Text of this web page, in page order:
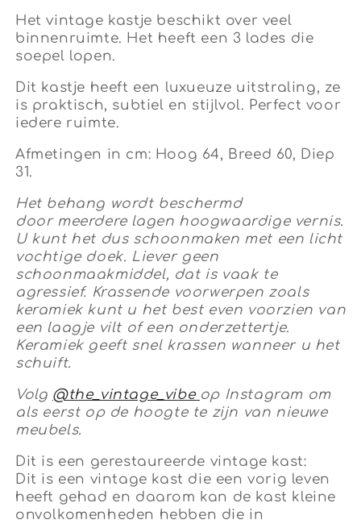
Het vintage kastje beschikt over veel
binnenruimte. Het heeft een 3 lades die
soepel lopen.
Dit kastje heeft een luxueuze uitstraling, ze
is praktisch, subtiel en stijlvol. Perfect voor
iedere ruimte.
Afmetingen in cm: Hoog 64, Breed 60, Diep
31.
Het behang wordt beschermd
door meerdere lagen hoogwaardige vernis.
U kunt het dus schoonmaken met een licht
vochtige doek. Liever geen
schoonmaakmiddel, dat is vaak te
agressief. Krassende voorwerpen zoals
keramiek kunt u het best even voorzien van
een laagje vilt of een onderzettertje.
Keramiek geeft snel krassen wanneer u het
schuift.
Volg @the_vintage_vibe op Instagram om
als eerst op de hoogte te zijn van nieuwe
meubels.
Dit is een gerestaureerde vintage kast:
Dit is een vintage kast die een vorig leven
heeft gehad en daarom kan de kast kleine
onvolkomenheden hebben die in